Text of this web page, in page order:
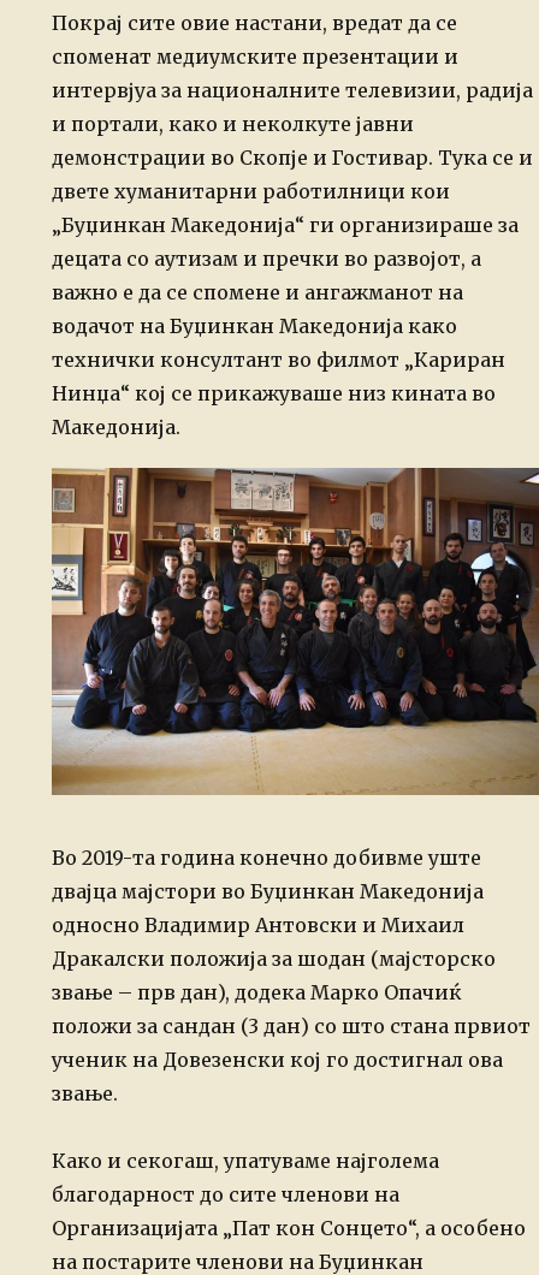
Покрај сите овие настани, вредат да се
споменат медиумските презентации и
интервјуа за националните телевизии, радија
и портали, како и неколкуте јавни
демонстрации во Скопје и Гостивар. Тука се и
двете хуманитарни работилници кои
„Буџинкан Македонија“ ги организираше за
децата со аутизам и пречки во развојот, а
важно е да се спомене и ангажманот на
водачот на Буџинкан Македонија како
технички консултант во филмот „Кариран
Нинџа“ кој се прикажуваше низ кината во
Македонија.
Во 2019-та година конечно добивме уште
двајца мајстори во Буџинкан Македонија
односно Владимир Антовски и Михаил
Дракалски положија за шодан (мајсторско
звање – прв дан), додека Марко Опачиќ
положи за сандан (3 дан) со што стана првиот
ученик на Довезенски кој го достигнал ова
звање.
Како и секогаш, упатуваме најголема
благодарност до сите членови на
Организацијата „Пат кон Сонцето“, а особено
на постарите членови на Буџинкан